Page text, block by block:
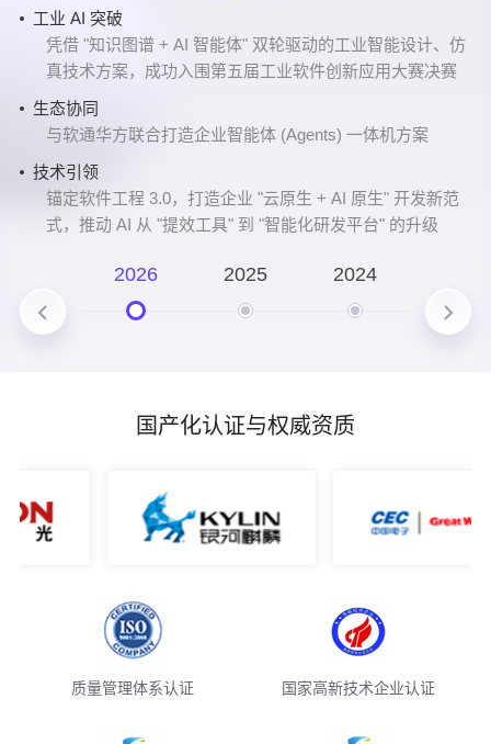
工业 AI 突破
凭借 "知识图谱 + AI 智能体" 双轮驱动的工业智能设计、仿
真技术方案，成功入围第五届工业软件创新应用大赛决赛
生态协同
与软通华方联合打造企业智能体 (Agents) 一体机方案
技术引领
锚定软件工程 3.0，打造企业 "云原生 + AI 原生" 开发新范
式，推动 AI 从 "提效工具" 到 "智能化研发平台" 的升级
战略布局
在南宁落地 AI 行业解决方案研发中心及面向东盟的总部基
地
工业数智化
正式加入工业知识联盟 OpenKAG，以 "云原生 + AI" 双引
擎赋能工业数智化转型
生态认可
入围《AI 中国生态图谱 2025》大模型开放平台板块
栈式技术能力
产品创新
企业数智化智能体（NebulaAI）正式上线，打造 AI 应用开
发新范式
技术融合
推出 AI-CloudOS 产品矩阵，将 AI 能力贯穿软件研发全生
命周期
生态合作
与各大 AI 厂商深度融合，为企业提供快速、高效、定制化
深耕云智一体化创新
在平台工程、AI技术等方面持续深耕
业务持续拓展
成功落地一汽集团、京东方、吉林石化、友邦保险等重要
客户
蓝图再拓
北京分公司成立
产品再升级
CloudOS产品入选信创产品图谱目录；上线开源产品
PagePlug（低代码）
业务持续拓展
成功落地中海油、中石油、联宝电子、蜂巢能源、深圳水
务等重要客户
B轮融资
阿里云战略投资行云创新
信创生态
加入信创工委会
专业深耕
参与信通院云原生相关标准制定
拓展全国市场
成功落地浙江省电检院等客户，组建客户成功团队
急速增长阶段
成功落地海尔、星巴克、中科曙光、网易等客户
SolarMesh/TitanIDE发布
多款云原生工具正式上线
A轮融资
行云创新完成总资金规模4000万元的A轮融资
上海分公司成立
加速拓展华东市场
服务范围持续拓展
成功落地汉口银行、格力、上海汽车、前海财险、万国数
据等客户
商业化进程加速
CloudOS开始在各大头部企业实现大规模应用
业务持续拓展
落地中信信用卡中心云原生项目
Pre-A 融资
行云创新完成了Pre-A 融资
CloudOS 1.0上线
落地多家大型企业
成立
2016年8月24号，行云创新公司成立
2026 2025 2024
国产化认证与权威资质
质量管理体系认证 国家高新技术企业认证